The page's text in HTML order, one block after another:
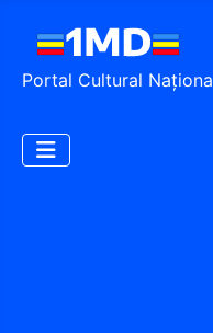
Portal Cultural